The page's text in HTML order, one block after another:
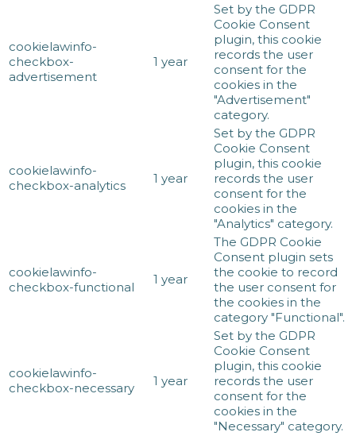
cookielawinfo-
checkbox-
advertisement
1 year
Set by the GDPR
Cookie Consent
plugin, this cookie
records the user
consent for the
cookies in the
"Advertisement"
category.
cookielawinfo-
checkbox-analytics
1 year
Set by the GDPR
Cookie Consent
plugin, this cookie
records the user
consent for the
cookies in the
"Analytics" category.
cookielawinfo-
checkbox-functional
1 year
The GDPR Cookie
Consent plugin sets
the cookie to record
the user consent for
the cookies in the
category "Functional".
cookielawinfo-
checkbox-necessary
1 year
Set by the GDPR
Cookie Consent
plugin, this cookie
records the user
consent for the
cookies in the
"Necessary" category.